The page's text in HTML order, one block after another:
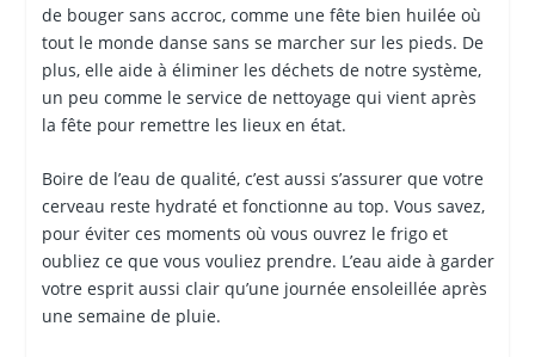
de bouger sans accroc, comme une fête bien huilée où
tout le monde danse sans se marcher sur les pieds. De
plus, elle aide à éliminer les déchets de notre système,
un peu comme le service de nettoyage qui vient après
la fête pour remettre les lieux en état.
Boire de l’eau de qualité, c’est aussi s’assurer que votre
cerveau reste hydraté et fonctionne au top. Vous savez,
pour éviter ces moments où vous ouvrez le frigo et
oubliez ce que vous vouliez prendre. L’eau aide à garder
votre esprit aussi clair qu’une journée ensoleillée après
une semaine de pluie.